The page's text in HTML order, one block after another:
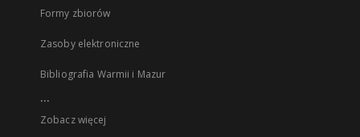
Formy zbiorów
Zasoby elektroniczne
Bibliografia Warmii i Mazur
...
Zobacz więcej